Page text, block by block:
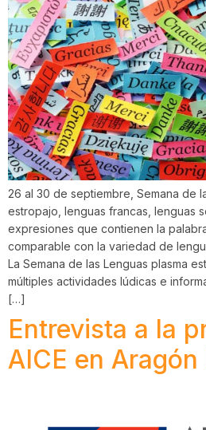
26 al 30 de septiembre, Semana de
estropajo, lenguas francas, lenguas
expresiones que contienen la
comparable con la variedad de
La Semana de las Lenguas plasma
múltiples actividades lúdicas e
[…]
Entrevista a la
AICE en Aragón